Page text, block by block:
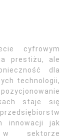
cyfrowym
prestiżu, ale
dla
technologii,
staje się
innowacji jak
sektorze